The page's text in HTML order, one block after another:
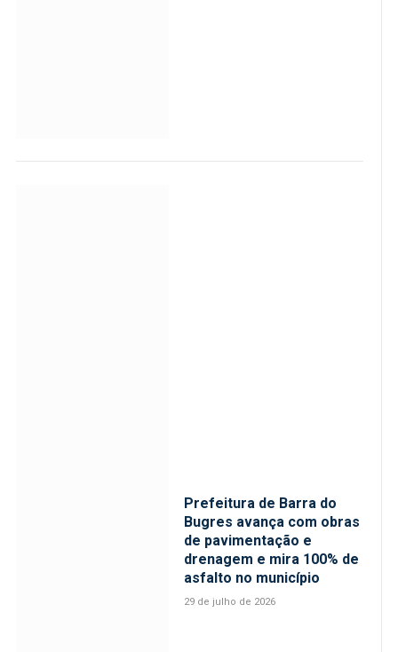
Prefeitura de Barra do
Bugres avança com obras
de pavimentação e
drenagem e mira 100% de
asfalto no município
29 de julho de 2026